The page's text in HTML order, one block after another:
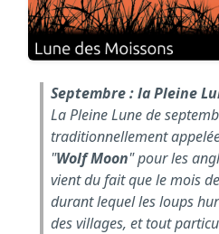
Septembre : la Pleine
La Pleine Lune de
traditionnellement
"Wolf Moon" pour les
vient du fait que le mois
durant lequel les loups
des villages, et tout